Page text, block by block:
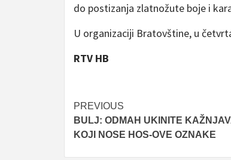
do postizanja zlatnožute boje i
U organizaciji Bratovštine, u
RTV HB
Post
navigation
PREVIOUS
BULJ: ODMAH UKINITE
KOJI NOSE HOS-OVE OZNAKE